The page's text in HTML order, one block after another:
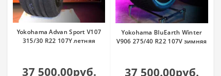
Yokohama Advan Sport V107
315/30 R22 107Y летняя
37 500.00руб.
Yokohama BluEarth Winter
V906 275/40 R22 107V зимняя
37 500.00руб.